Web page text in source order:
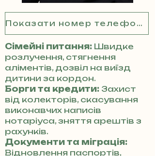
Показати номер телефону
Сімейні питання: Швидке
розлучення, стягнення
аліментів, дозвіл на виїзд
дитини за кордон.
Борги та кредити: Захист
від колекторів, скасування
виконавчих написів
нотаріуса, зняття арештів з
рахунків.
Документи та міграція:
Відновлення паспортів,